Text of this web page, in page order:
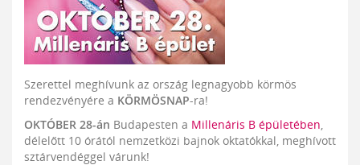
Szerettel meghívunk az ország legnagyobb körmös
rendezvényére a KÖRMÖSNAP-ra!
OKTÓBER 28-án Budapesten a Millenáris B épületében,
délelőtt 10 órától nemzetközi bajnok oktatókkal, meghívott
sztárvendéggel várunk!